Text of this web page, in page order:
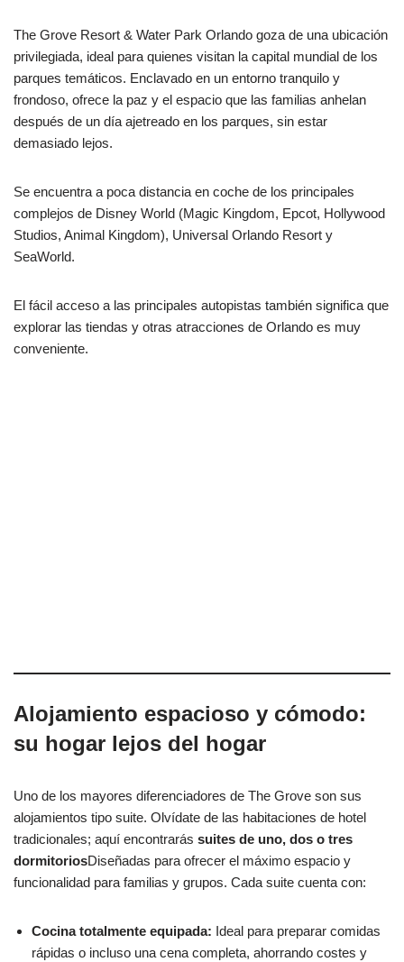
The Grove Resort & Water Park Orlando goza de una ubicación
privilegiada, ideal para quienes visitan la capital mundial de los
parques temáticos. Enclavado en un entorno tranquilo y
frondoso, ofrece la paz y el espacio que las familias anhelan
después de un día ajetreado en los parques, sin estar
demasiado lejos.
Se encuentra a poca distancia en coche de los principales
complejos de Disney World (Magic Kingdom, Epcot, Hollywood
Studios, Animal Kingdom), Universal Orlando Resort y
SeaWorld.
El fácil acceso a las principales autopistas también significa que
explorar las tiendas y otras atracciones de Orlando es muy
conveniente.
Alojamiento espacioso y cómodo:
su hogar lejos del hogar
Uno de los mayores diferenciadores de The Grove son sus
alojamientos tipo suite. Olvídate de las habitaciones de hotel
tradicionales; aquí encontrarás suites de uno, dos o tres
dormitoriosDiseñadas para ofrecer el máximo espacio y
funcionalidad para familias y grupos. Cada suite cuenta con:
Cocina totalmente equipada: Ideal para preparar comidas
rápidas o incluso una cena completa, ahorrando costes y